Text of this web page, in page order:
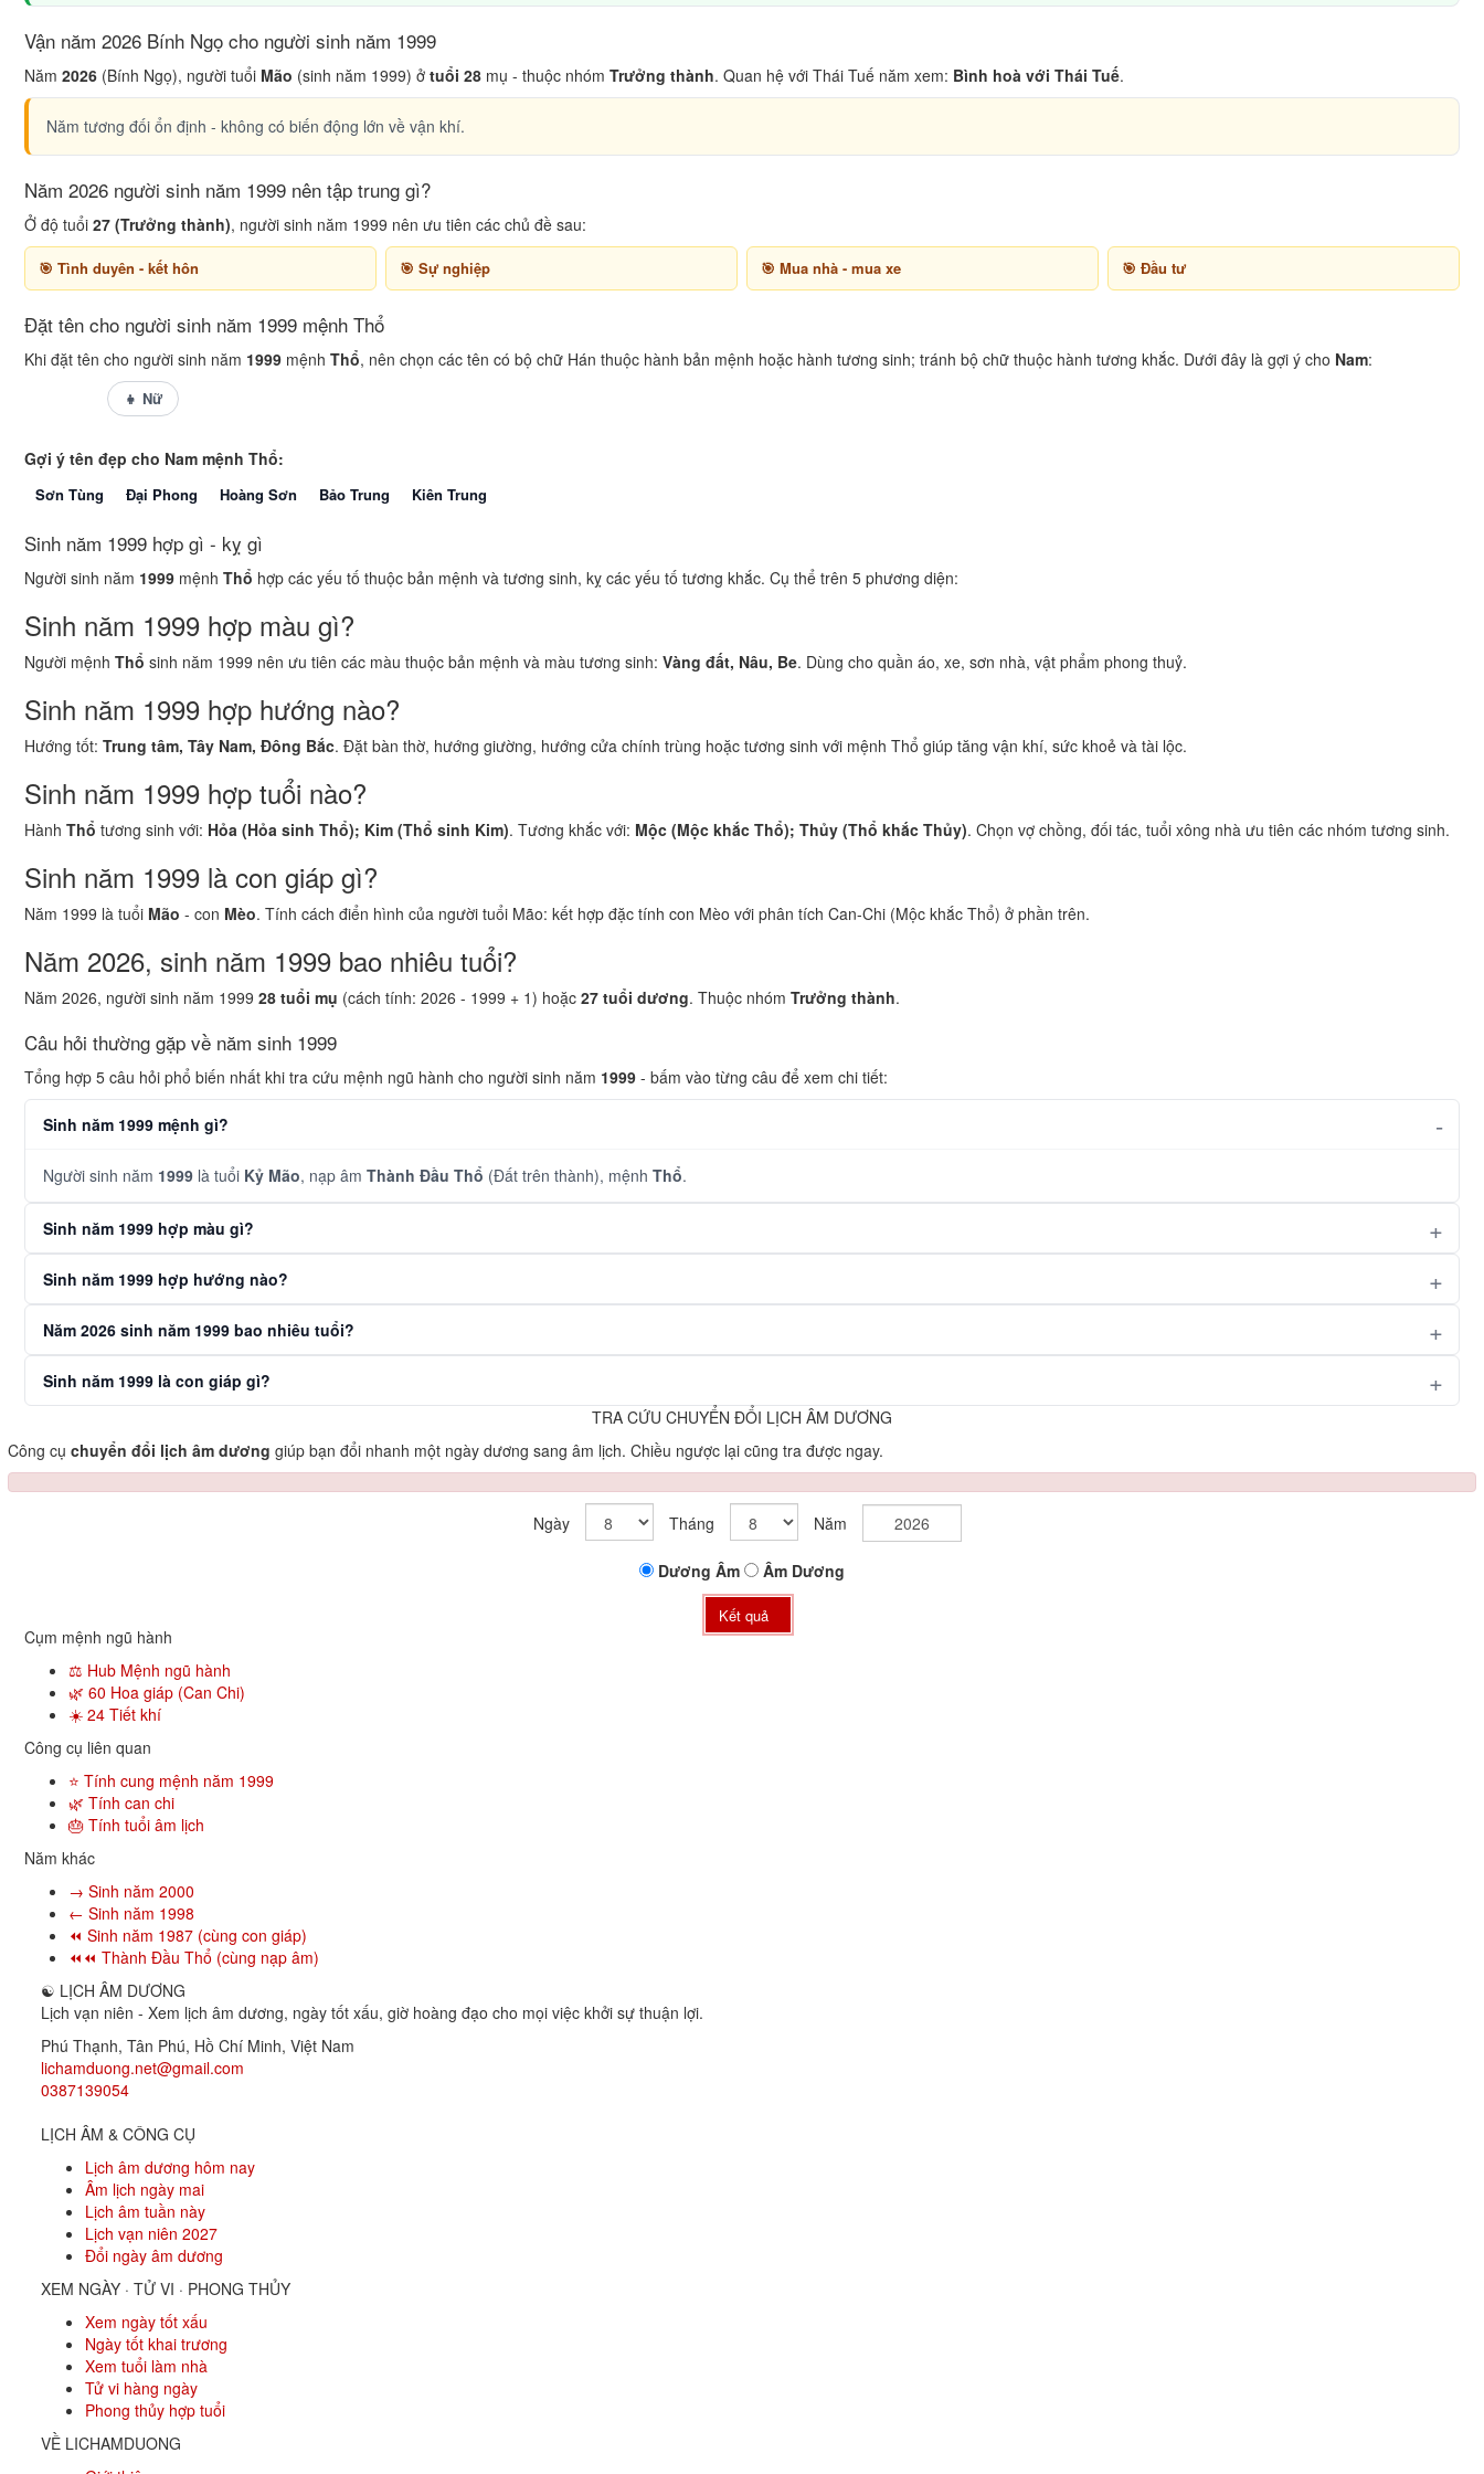
Vận năm 2026 Bính Ngọ cho người sinh năm 1999
Năm 2026 (Bính Ngọ), người tuổi Mão (sinh năm 1999) ở tuổi 28 mụ - thuộc nhóm Trưởng thành. Quan hệ với Thái Tuế năm xem: Bình hoà với Thái Tuế.
Năm tương đối ổn định - không có biến động lớn về vận khí.
Năm 2026 người sinh năm 1999 nên tập trung gì?
Ở độ tuổi 27 (Trưởng thành), người sinh năm 1999 nên ưu tiên các chủ đề sau:
Tình duyên - kết hôn Sự nghiệp Mua nhà - mua xe Đầu tư
Đặt tên cho người sinh năm 1999 mệnh Thổ
Khi đặt tên cho người sinh năm 1999 mệnh Thổ, nên chọn các tên có bộ chữ Hán thuộc hành bản mệnh hoặc hành tương sinh; tránh bộ chữ thuộc hành tương khắc. Dưới đây là gợi ý cho Nam:
👧 Nữ
Gợi ý tên đẹp cho Nam mệnh Thổ:
Sơn Tùng Đại Phong Hoàng Sơn Bảo Trung Kiên Trung
Sinh năm 1999 hợp gì - kỵ gì
Người sinh năm 1999 mệnh Thổ hợp các yếu tố thuộc bản mệnh và tương sinh, kỵ các yếu tố tương khắc. Cụ thể trên 5 phương diện:
Sinh năm 1999 hợp màu gì?
Người mệnh Thổ sinh năm 1999 nên ưu tiên các màu thuộc bản mệnh và màu tương sinh: Vàng đất, Nâu, Be. Dùng cho quần áo, xe, sơn nhà, vật phẩm phong thuỷ.
Sinh năm 1999 hợp hướng nào?
Hướng tốt: Trung tâm, Tây Nam, Đông Bắc. Đặt bàn thờ, hướng giường, hướng cửa chính trùng hoặc tương sinh với mệnh Thổ giúp tăng vận khí, sức khoẻ và tài lộc.
Sinh năm 1999 hợp tuổi nào?
Hành Thổ tương sinh với: Hỏa (Hỏa sinh Thổ); Kim (Thổ sinh Kim). Tương khắc với: Mộc (Mộc khắc Thổ); Thủy (Thổ khắc Thủy). Chọn vợ chồng, đối tác, tuổi xông nhà ưu tiên các nhóm tương sinh.
Sinh năm 1999 là con giáp gì?
Năm 1999 là tuổi Mão - con Mèo. Tính cách điển hình của người tuổi Mão: kết hợp đặc tính con Mèo với phân tích Can-Chi (Mộc khắc Thổ) ở phần trên.
Năm 2026, sinh năm 1999 bao nhiêu tuổi?
Năm 2026, người sinh năm 1999 28 tuổi mụ (cách tính: 2026 - 1999 + 1) hoặc 27 tuổi dương. Thuộc nhóm Trưởng thành.
Câu hỏi thường gặp về năm sinh 1999
Tổng hợp 5 câu hỏi phổ biến nhất khi tra cứu mệnh ngũ hành cho người sinh năm 1999 - bấm vào từng câu để xem chi tiết:
Sinh năm 1999 mệnh gì?
Người sinh năm 1999 là tuổi Kỷ Mão, nạp âm Thành Đầu Thổ (Đất trên thành), mệnh Thổ.
Sinh năm 1999 hợp màu gì?
Sinh năm 1999 hợp hướng nào?
Năm 2026 sinh năm 1999 bao nhiêu tuổi?
Sinh năm 1999 là con giáp gì?
TRA CỨU CHUYỂN ĐỔI LỊCH ÂM DƯƠNG
Công cụ chuyển đổi lịch âm dương giúp bạn đổi nhanh một ngày dương sang âm lịch. Chiều ngược lại cũng tra được ngay.
Ngày Tháng Năm
Dương Âm Âm Dương
Kết quả
Cụm mệnh ngũ hành
⚖️ Hub Mệnh ngũ hành
🌿 60 Hoa giáp (Can Chi)
☀️ 24 Tiết khí
Công cụ liên quan
⭐ Tính cung mệnh năm 1999
🌿 Tính can chi
🎂 Tính tuổi âm lịch
Năm khác
→ Sinh năm 2000
← Sinh năm 1998
⏪ Sinh năm 1987 (cùng con giáp)
⏪⏪ Thành Đầu Thổ (cùng nạp âm)
☯ LỊCH ÂM DƯƠNG
Lịch vạn niên - Xem lịch âm dương, ngày tốt xấu, giờ hoàng đạo cho mọi việc khởi sự thuận lợi.
Phú Thạnh, Tân Phú, Hồ Chí Minh, Việt Nam
lichamduong.net@gmail.com
0387139054
LỊCH ÂM & CÔNG CỤ
Lịch âm dương hôm nay
Âm lịch ngày mai
Lịch âm tuần này
Lịch vạn niên 2027
Đổi ngày âm dương
XEM NGÀY · TỬ VI · PHONG THỦY
Xem ngày tốt xấu
Ngày tốt khai trương
Xem tuổi làm nhà
Tử vi hàng ngày
Phong thủy hợp tuổi
VỀ LICHAMDUONG